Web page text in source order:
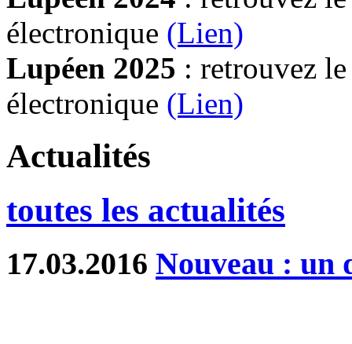
électronique (Lien)
Lupéen 2025 : retrouvez
électronique (Lien)
Actualités
toutes les actualités
17.03.2016 Nouveau :